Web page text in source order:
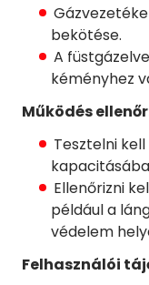
bekötése.
A
kéményhez
Működés
Tesztelni
Ellenőrizni
például a
védelem
Felhasználói